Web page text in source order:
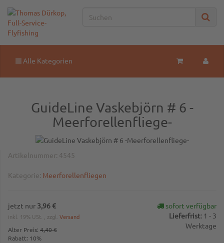
Alle Kategorien
GuideLine Vaskebjörn # 6 -
Meerforellenfliege-
Artikelnummer: 4545
Kategorie: Meerforellenfliegen
jetzt nur 3,96 €
inkl. 19% USt. , zzgl. Versand
Alter Preis: 4,40 €
Rabatt: 10%
sofort verfügbar
Lieferfrist: 1 - 3
Werktage